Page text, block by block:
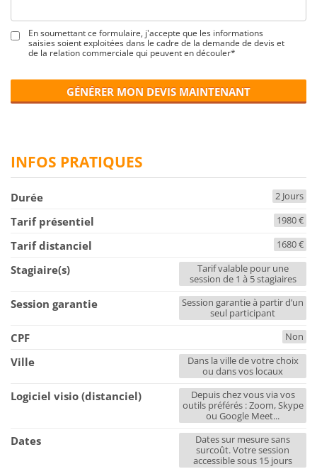
En soumettant ce formulaire, j'accepte que les informations
saisies soient exploitées dans le cadre de la demande de devis et
de la relation commerciale qui peuvent en découler*
GÉNÉRER MON DEVIS MAINTENANT
INFOS PRATIQUES
Durée 2 Jours
Tarif présentiel 1980 €
Tarif distanciel 1680 €
Stagiaire(s)
Tarif valable pour une
session de 1 à 5 stagiaires
Session garantie
Session garantie à partir d’un
seul participant
CPF Non
Ville
Dans la ville de votre choix
ou dans vos locaux
Logiciel visio (distanciel)
Depuis chez vous via vos
outils préférés : Zoom, Skype
ou Google Meet...
Dates
Dates sur mesure sans
surcoût. Votre session
accessible sous 15 jours